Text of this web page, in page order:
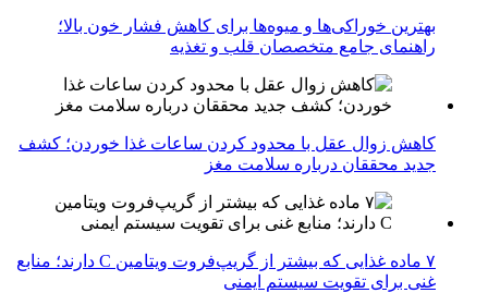
بهترین خوراکی‌ها و میوه‌ها برای کاهش فشار خون بالا؛
راهنمای جامع متخصصان قلب و تغذیه
کاهش زوال عقل با محدود کردن ساعات غذا خوردن؛ کشف
جدید محققان درباره سلامت مغز
۷ ماده غذایی که بیشتر از گریپ‌فروت ویتامین C دارند؛ منابع
غنی برای تقویت سیستم ایمنی